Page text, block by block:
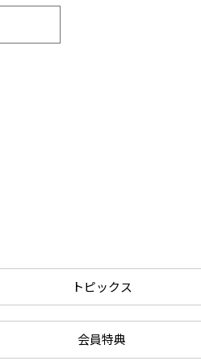
トピックス
会員特典